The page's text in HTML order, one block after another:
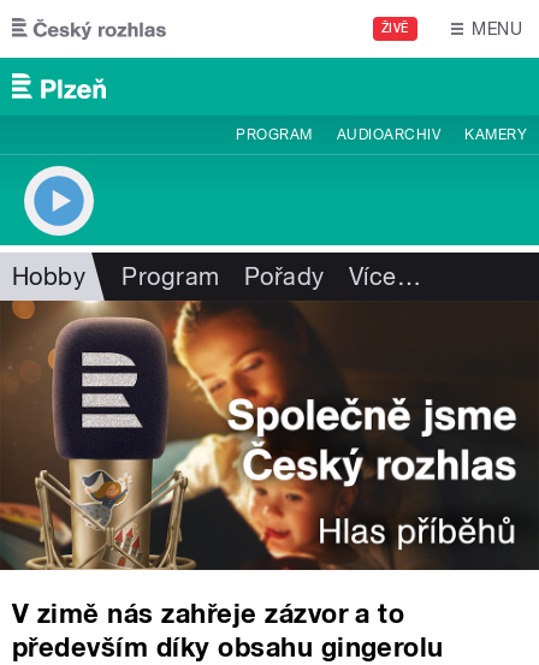
Přejít k hlavnímu obsahu
ŽIVĚ MENU
PROGRAM AUDIOARCHIV KAMERY
Hobby Program Pořady Více…
V zimě nás zahřeje zázvor a to
především díky obsahu gingerolu